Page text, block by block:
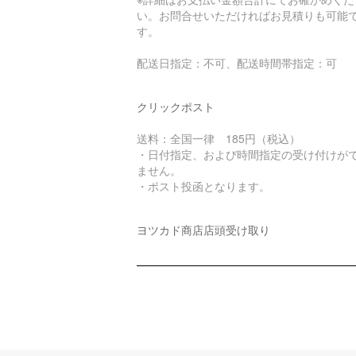
い。お問合せいただければお見積りも可能
す。
配送日指定：不可、配送時間帯指定：可
クリックポスト
送料：全国一律 185円（税込）
・日付指定、および時間指定の受け付けが
ません。
・ポスト投函となります。
ヨツカド商店店頭受け取り